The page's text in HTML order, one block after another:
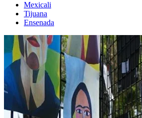
Mexicali
Tijuana
Ensenada